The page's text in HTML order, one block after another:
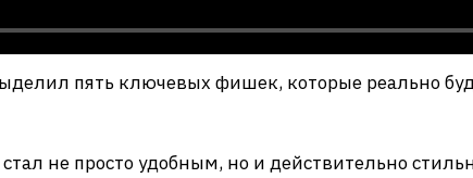
пять ключевых фишек, которые реально
не просто удобным, но и действительно